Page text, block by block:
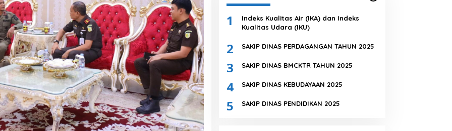
1
Indeks Kualitas Air (IKA) dan Indeks
Kualitas Udara (IKU)
2 SAKIP DINAS PERDAGANGAN TAHUN 2025
3 SAKIP DINAS BMCKTR TAHUN 2025
4 SAKIP DINAS KEBUDAYAAN 2025
5 SAKIP DINAS PENDIDIKAN 2025